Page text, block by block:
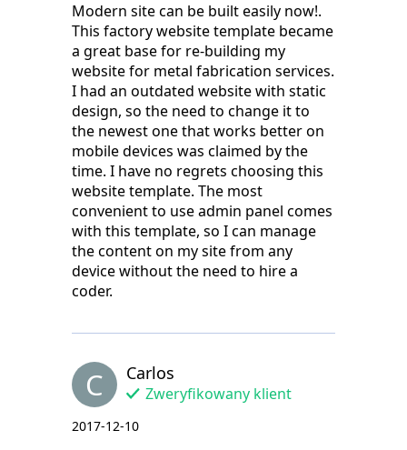
Modern site can be built easily now!.
This factory website template became
a great base for re-building my
website for metal fabrication services.
I had an outdated website with static
design, so the need to change it to
the newest one that works better on
mobile devices was claimed by the
time. I have no regrets choosing this
website template. The most
convenient to use admin panel comes
with this template, so I can manage
the content on my site from any
device without the need to hire a
coder.
C Carlos
Zweryfikowany klient
2017-12-10